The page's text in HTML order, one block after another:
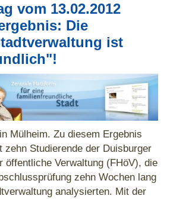
vom 13.02.2012
Die
ist
Mülheim. Zu diesem Ergebnis
zehn Studierende der Duisburger
öffentliche Verwaltung (FHöV), die
zehn Wochen lang
analysierten. Mit der